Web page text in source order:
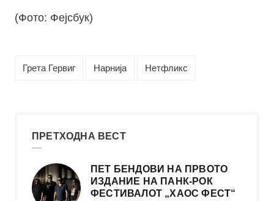
(Фото: Фејсбук)
Грета Гервиг Нарнија Нетфликс
ПРЕТХОДНА ВЕСТ
ПЕТ БЕНДОВИ НА ПРВОТО
ИЗДАНИЕ НА ПАНК-РОК
ФЕСТИВАЛОТ „ХАОС ФЕСТ“